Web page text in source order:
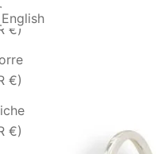
(EUR €)
(EUR €)
(EUR €)
English